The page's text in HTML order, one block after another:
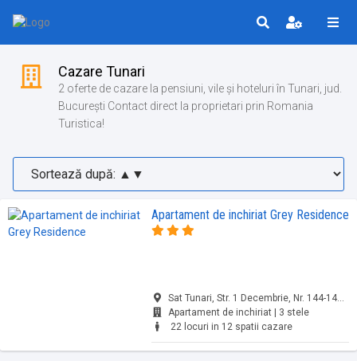
Cazare Tunari
2 oferte de cazare la pensiuni, vile și hoteluri în Tunari, jud.
București Contact direct la proprietari prin Romania
Turistica!
Apartament de inchiriat Grey Residence
Sat Tunari, Str. 1 Decembrie, Nr. 144-148/1-2, Tunari, jud. București
Apartament de inchiriat | 3 stele
22 locuri in 12 spatii cazare